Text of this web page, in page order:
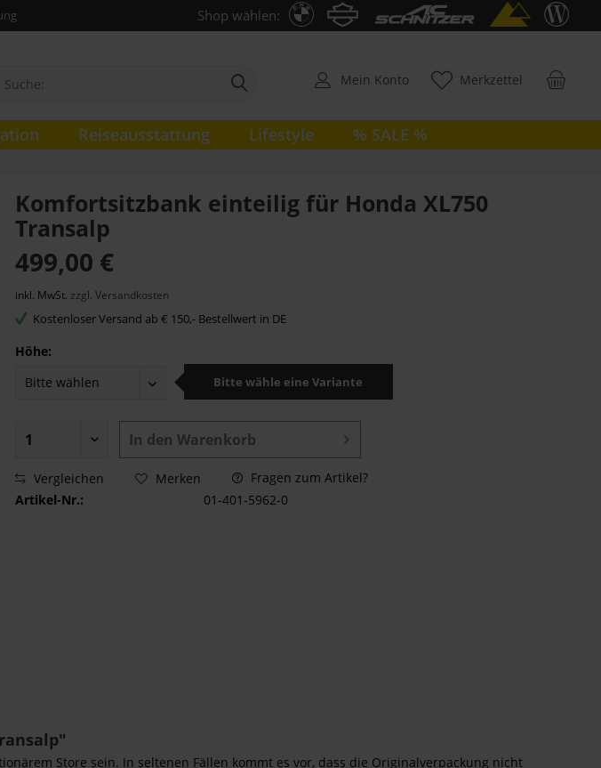
Shop wählen:
Merkzettel
Mein Konto
Reiseausstattung Lifestyle % SALE %
Komfortsitzbank einteilig für Honda XL750
Transalp
499,00 €
inkl. MwSt. zzgl. Versandkosten
Kostenloser Versand ab € 150,- Bestellwert in DE
Höhe:
Bitte wähle eine Variante
In den Warenkorb
Vergleichen Merken
Fragen zum Artikel?
Artikel-Nr.:
01-401-5962-0
Store sein. In seltenen Fällen kommt es vor, dass die Originalverpackung nicht